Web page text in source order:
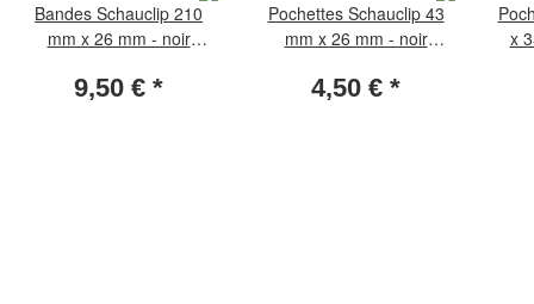
Bandes Schauclip 210
mm x 26 mm - noir
9,50 € *
Pochettes Schauclip 43
mm x 26 mm - noir
4,50 € *
x